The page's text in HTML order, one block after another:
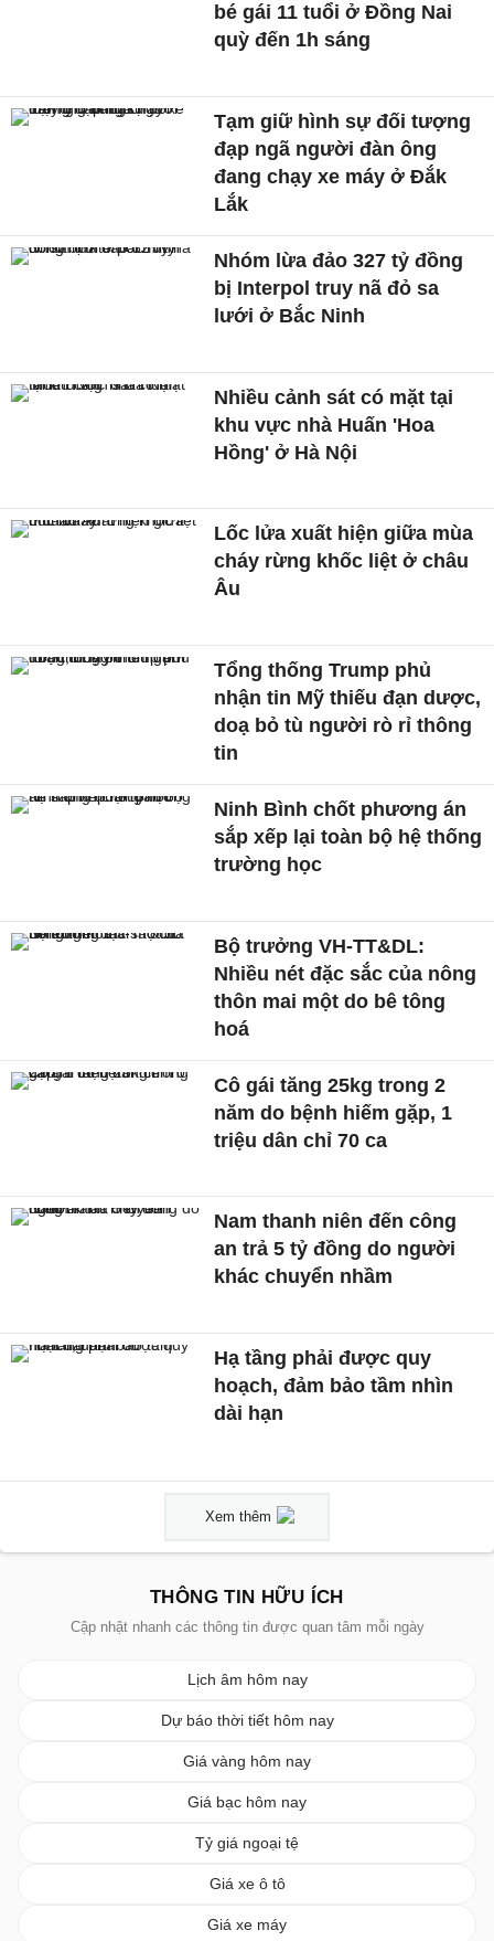
bé gái 11 tuổi ở Đồng Nai
quỳ đến 1h sáng
Tạm giữ hình sự đối tượng
đạp ngã người đàn ông
đang chạy xe máy ở Đắk
Lắk
Nhóm lừa đảo 327 tỷ đồng
bị Interpol truy nã đỏ sa
lưới ở Bắc Ninh
Nhiều cảnh sát có mặt tại
khu vực nhà Huấn 'Hoa
Hồng' ở Hà Nội
Lốc lửa xuất hiện giữa mùa
cháy rừng khốc liệt ở châu
Âu
Tổng thống Trump phủ
nhận tin Mỹ thiếu đạn dược,
doạ bỏ tù người rò rỉ thông
tin
Ninh Bình chốt phương án
sắp xếp lại toàn bộ hệ thống
trường học
Bộ trưởng VH-TT&DL:
Nhiều nét đặc sắc của nông
thôn mai một do bê tông
hoá
Cô gái tăng 25kg trong 2
năm do bệnh hiếm gặp, 1
triệu dân chỉ 70 ca
Nam thanh niên đến công
an trả 5 tỷ đồng do người
khác chuyển nhầm
Hạ tầng phải được quy
hoạch, đảm bảo tầm nhìn
dài hạn
Xem thêm
THÔNG TIN HỮU ÍCH
Cập nhật nhanh các thông tin được quan tâm mỗi ngày
Lịch âm hôm nay
Dự báo thời tiết hôm nay
Giá vàng hôm nay
Giá bạc hôm nay
Tỷ giá ngoại tệ
Giá xe ô tô
Giá xe máy